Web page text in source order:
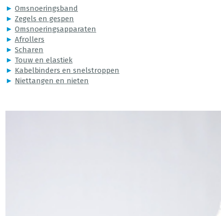
► Omsnoeringsband
► Zegels en gespen
► Omsnoeringsapparaten
► Afrollers
► Scharen
► Touw en elastiek
► Kabelbinders en snelstroppen
► Niettangen en nieten